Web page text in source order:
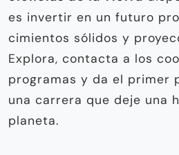
es invertir en un futuro
cimientos sólidos y
Explora, contacta a los
programas y da el primer
una carrera que deje una
planeta.